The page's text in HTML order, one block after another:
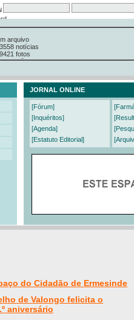
arquivo
notícias
fotos
edições
JORNAL ONLINE
[Fórum]
[Inquéritos]
[Agenda]
[Estatuto Editorial]
do Cidadão de Ermesinde
de Valongo felicita o
aniversário